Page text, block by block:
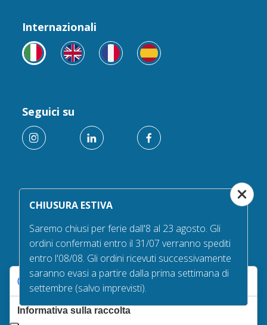
Bisogno di aiuto? I nostri uffici sono aperti dal Lunedì al
Venerdì, dalle 9:00 alle 13:00 e dalle 14:00 alle 17:30.
chiamaci al +39 030/6394506
Internazionali
Seguici su
Gioca con noi
Scarica l'app game per qualche ora di divertimento
CHIUSURA ESTIVA
Saremo chiusi per ferie dall'8 al 23 agosto. Gli
ordini confermati entro il 31/07 verranno spediti
entro l'08/08. Gli ordini ricevuti successivamente
saranno evasi a partire dalla prima settimana di
settembre (salvo imprevisti).
Le tue preferenze relative alla privacy
Informativa sulla raccolta